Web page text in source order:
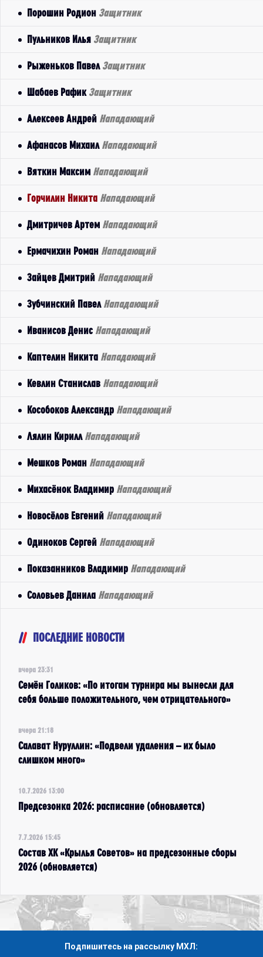
Порошин Родион Защитник
Пульников Илья Защитник
Рыженьков Павел Защитник
Шабаев Рафик Защитник
Алексеев Андрей Нападающий
Афанасов Михаил Нападающий
Вяткин Максим Нападающий
Горчилин Никита Нападающий
Дмитричев Артем Нападающий
Ермачихин Роман Нападающий
Зайцев Дмитрий Нападающий
Зубчинский Павел Нападающий
Иванисов Денис Нападающий
Каптелин Никита Нападающий
Кевлин Станислав Нападающий
Кособоков Александр Нападающий
Лялин Кирилл Нападающий
Мешков Роман Нападающий
Михасёнок Владимир Нападающий
Новосёлов Евгений Нападающий
Одиноков Сергей Нападающий
Показанников Владимир Нападающий
Соловьев Данила Нападающий
ПОСЛЕДНИЕ НОВОСТИ
вчера 23:31
Семён Голиков: «По итогам турнира мы вынесли для
себя больше положительного, чем отрицательного»
вчера 21:18
Салават Нуруллин: «Подвели удаления – их было
слишком много»
10.7.2026 13:00
Предсезонка 2026: расписание (обновляется)
7.7.2026 15:45
Состав ХК «Крылья Советов» на предсезонные сборы
2026 (обновляется)
Подпишитесь на рассылку МХЛ: